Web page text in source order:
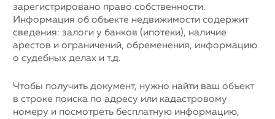
зарегистрировано право собственности.
Информация об объекте недвижимости содержит
сведения: залоги у банков (ипотеки), наличие
арестов и ограничений, обременения, информацию
о судебных делах и т.д.
Чтобы получить документ, нужно найти ваш объект
в строке поиска по адресу или кадастровому
номеру и посмотреть бесплатную информацию,